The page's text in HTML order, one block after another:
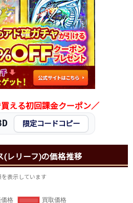
える初回課金クーポン／
限定コードコピー
(レリーフ)の価格推移
表示しています